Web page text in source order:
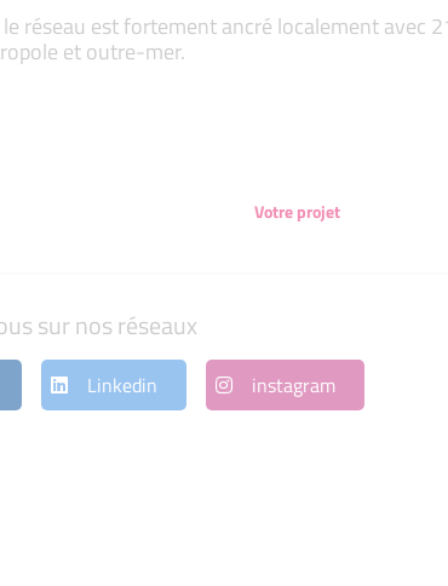
le réseau est fortement ancré localement avec
et outre-mer.
Votre projet
sur nos réseaux
Linkedin instagram